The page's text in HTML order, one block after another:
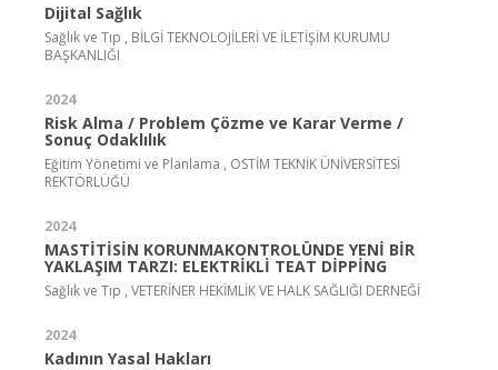
Dijital Sağlık
Sağlık ve Tıp , BİLGİ TEKNOLOJİLERİ VE İLETİŞİM KURUMU
BAŞKANLIĞI
2024
Risk Alma / Problem Çözme ve Karar Verme /
Sonuç Odaklılık
Eğitim Yönetimi ve Planlama , OSTİM TEKNİK ÜNİVERSİTESİ
REKTÖRLÜĞÜ
2024
MASTİTİSİN KORUNMAKONTROLÜNDE YENİ BİR
YAKLAŞIM TARZI: ELEKTRİKLİ TEAT DİPPİNG
Sağlık ve Tıp , VETERİNER HEKİMLİK VE HALK SAĞLIĞI DERNEĞİ
2024
Kadının Yasal Hakları